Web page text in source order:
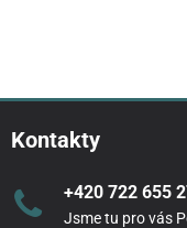
Kontakty
+420 722 655
Jsme tu pro vás